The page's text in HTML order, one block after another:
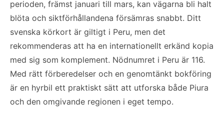
perioden, främst januari till mars, kan vägarna bli halt
blöta och siktförhållandena försämras snabbt. Ditt
svenska körkort är giltigt i Peru, men det
rekommenderas att ha en internationellt erkänd kopia
med sig som komplement. Nödnumret i Peru är 116.
Med rätt förberedelser och en genomtänkt bokföring
är en hyrbil ett praktiskt sätt att utforska både Piura
och den omgivande regionen i eget tempo.